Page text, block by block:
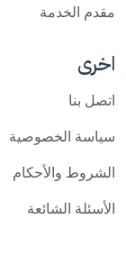
مقدم الخدمة
اخرى
اتصل بنا
سياسة الخصوصية
الشروط والأحكام
الأسئلة الشائعة